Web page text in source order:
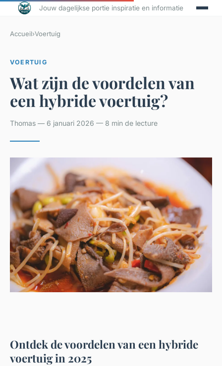
Jouw dagelijkse portie inspiratie en informatie
Accueil›Voertuig
VOERTUIG
Wat zijn de voordelen van
een hybride voertuig?
Thomas — 6 januari 2026 — 8 min de lecture
Ontdek de voordelen van een hybride
voertuig in 2025